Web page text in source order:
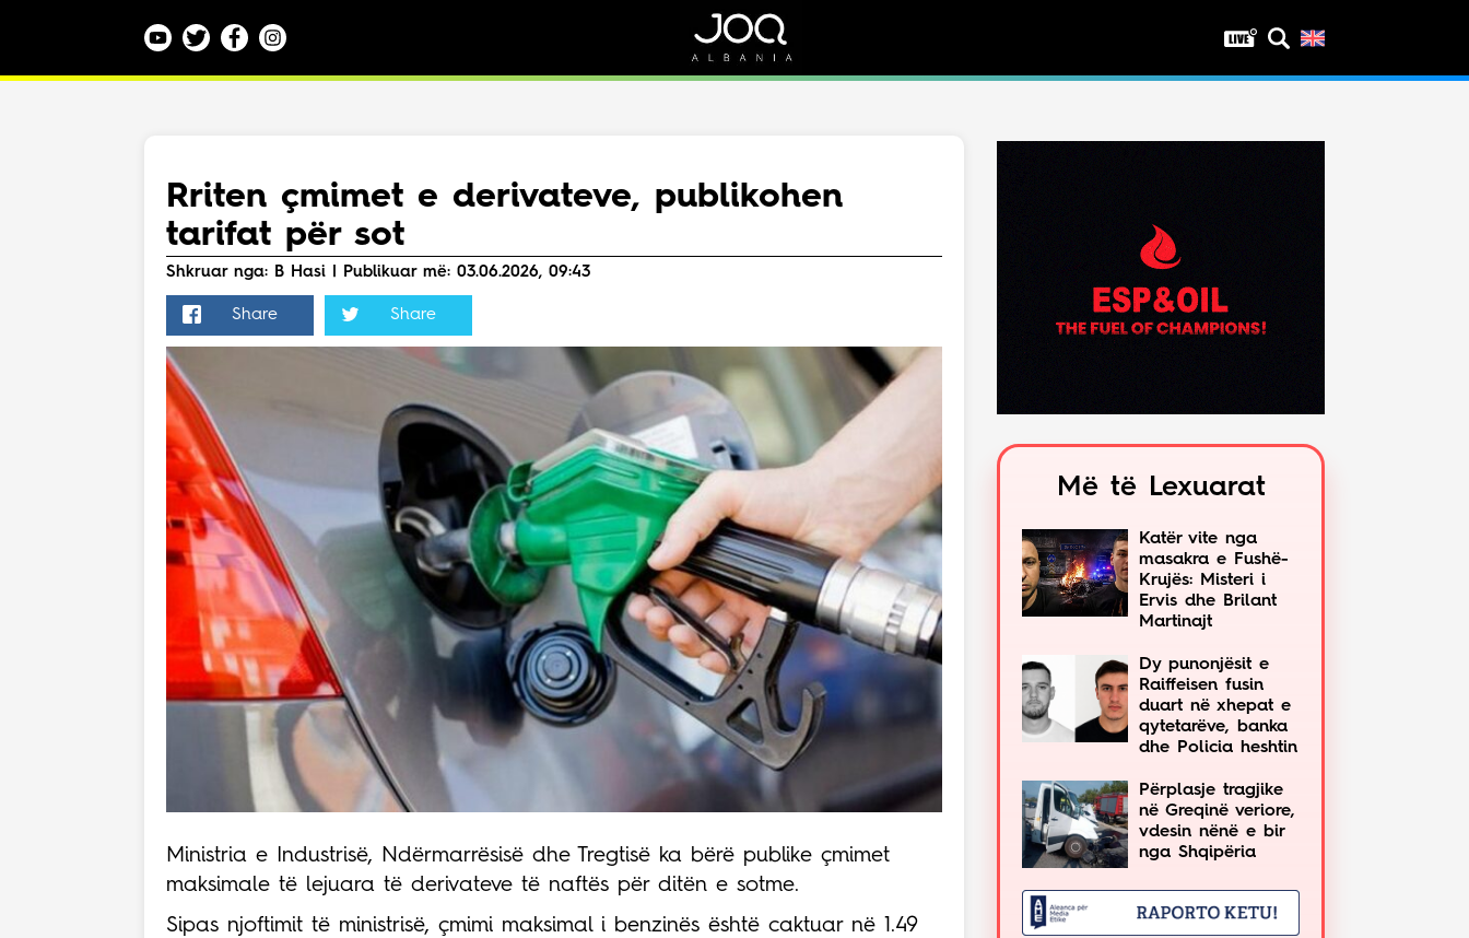
Lajme
Teknologji
Bota
Argëtim
Maqedoni
Puno me ne!
Live
Rriten çmimet e derivateve, publikohen
tarifat për sot
Shkruar nga: B Hasi | Publikuar më: 03.06.2026, 09:43
Share Share
Ministria e Industrisë, Ndërmarrësisë dhe Tregtisë ka bërë publike çmimet
maksimale të lejuara të derivateve të naftës për ditën e sotme.
Sipas njoftimit të ministrisë, çmimi maksimal i benzinës është caktuar në 1.49
Më të Lexuarat
Katër vite nga
masakra e Fushë-
Krujës: Misteri i
Ervis dhe Brilant
Martinajt
Dy punonjësit e
Raiffeisen fusin
duart në xhepat e
qytetarëve, banka
dhe Policia heshtin
Përplasje tragjike
në Greqinë veriore,
vdesin nënë e bir
nga Shqipëria